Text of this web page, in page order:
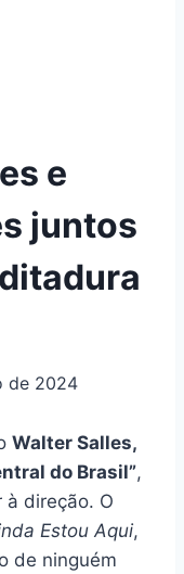
e
juntos
de 2024
Walter Salles,
do Brasil”,
à direção. O
Estou Aqui,
de ninguém